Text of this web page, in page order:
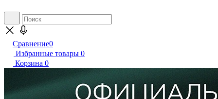
Сравнение0
Избранные товары 0
Корзина 0